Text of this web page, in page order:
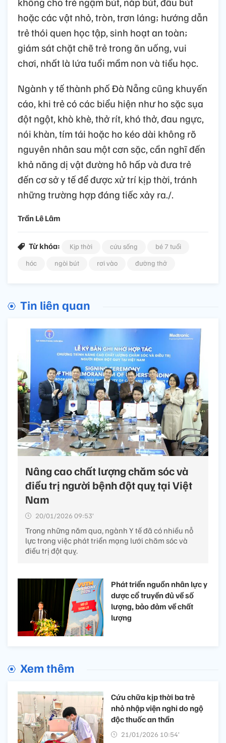
hoặc các vật nhỏ, tròn, trơn láng; hướng dẫn
trẻ thói quen học tập, sinh hoạt an toàn;
giám sát chặt chẽ trẻ trong ăn uống, vui
chơi, nhất là lứa tuổi mầm non và tiểu học.
Ngành y tế thành phố Đà Nẵng cũng khuyến
cáo, khi trẻ có các biểu hiện như ho sặc sụa
đột ngột, khò khè, thở rít, khó thở, đau ngực,
nói khàn, tím tái hoặc ho kéo dài không rõ
nguyên nhân sau một cơn sặc, cần nghĩ đến
khả năng dị vật đường hô hấp và đưa trẻ
đến cơ sở y tế để được xử trí kịp thời, tránh
những trường hợp đáng tiếc xảy ra./.
Trần Lê Lâm
Từ khóa: Kịp thời cứu sống
bé 7 tuổi
hóc
ngòi bút rơi vào đường thở
Tin liên quan
Nâng cao chất lượng chăm sóc và
điều trị người bệnh đột quỵ tại Việt
Nam
20/01/2026 09:53’
Trong những năm qua, ngành Y tế đã có nhiều nỗ
lực trong việc phát triển mạng lưới chăm sóc và
điều trị đột quỵ.
Phát triển nguồn nhân lực y
dược cổ truyền đủ về số
lượng, bảo đảm về chất
lượng
Xem thêm
Cứu chữa kịp thời ba trẻ
nhỏ nhập viện nghi do ngộ
độc thuốc an thần
21/01/2026 10:54’